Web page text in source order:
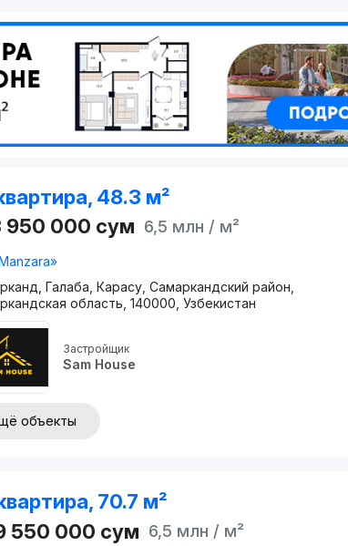
48.3 м²
950 000 сум 6,5 млн / м²
Галаба, Карасу, Самаркандский район,
область, 140000, Узбекистан
Застройщик
Sam House
объекты
70.7 м²
550 000 сум 6,5 млн / м²